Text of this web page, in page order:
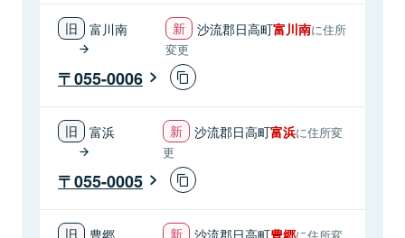
富川南 沙流郡日高町富川南に住所
変更
055-0006
富浜 沙流郡日高町富浜に住所変
更
055-0005
豊郷 沙流郡日高町豊郷に住所変